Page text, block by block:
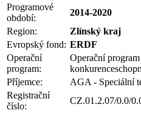
Programové
období:
2014-2020
Region:
Zlínský kraj
Evropský fond: ERDF
Operační
program:
Operační
Příjemce:
AGA - Speciální
Registrační
číslo:
CZ.01.2.07/0.0/